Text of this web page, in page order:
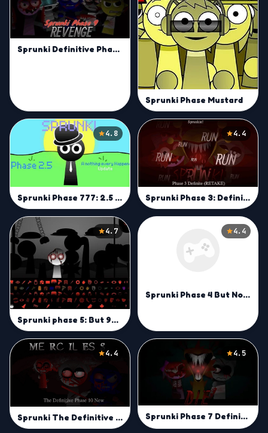
Sprunki Definitive Phase 9 Revenge
Sprunki Phase Mustard
4.8
Sprunki Phase 777: 2.5 But Everyone is Alive
4.4
Sprunki Phase 3: Definitive Retake
4.7
Sprunki phase 5: But 90 Polos
4.4
Sprunki Phase 4 But Normal
4.4
Sprunki The Definitive Phase 10 New
4.5
Sprunki Phase 7 Definitive (Fanmade)